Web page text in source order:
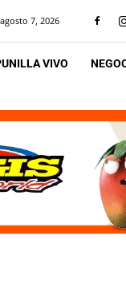
7, 2026
VIVO